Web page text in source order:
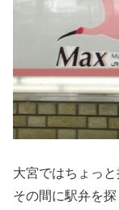
大宮ではちょっと
その間に駅弁を